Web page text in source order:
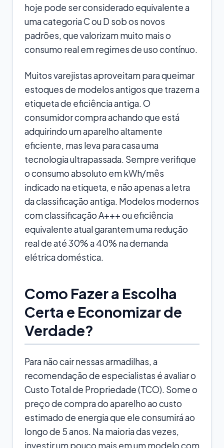
hoje pode ser considerado equivalente a
uma categoria C ou D sob os novos
padrões, que valorizam muito mais o
consumo real em regimes de uso contínuo.
Muitos varejistas aproveitam para queimar
estoques de modelos antigos que trazem a
etiqueta de eficiência antiga. O
consumidor compra achando que está
adquirindo um aparelho altamente
eficiente, mas leva para casa uma
tecnologia ultrapassada. Sempre verifique
o consumo absoluto em kWh/mês
indicado na etiqueta, e não apenas a letra
da classificação antiga. Modelos modernos
com classificação A+++ ou eficiência
equivalente atual garantem uma redução
real de até 30% a 40% na demanda
elétrica doméstica.
Como Fazer a Escolha
Certa e Economizar de
Verdade?
Para não cair nessas armadilhas, a
recomendação de especialistas é avaliar o
Custo Total de Propriedade (TCO). Some o
preço de compra do aparelho ao custo
estimado de energia que ele consumirá ao
longo de 5 anos. Na maioria das vezes,
investir um pouco mais em um modelo com